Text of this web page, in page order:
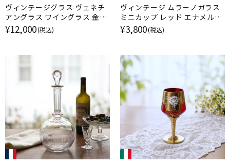
ヴィンテージグラス ヴェネチ
アングラス ワイングラス 金彩
エナメル彩 ムラーノガラス ブ
ルー イタリア
¥12,000(税込)
ヴィンテージ ムラーノガラス
ミニカップ レッド エナメル金
彩 イタリア
¥3,800(税込)